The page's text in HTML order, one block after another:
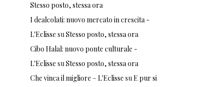
Stesso posto, stessa ora
I dealcolati: nuovo mercato in crescita -
L'Eclisse suStesso posto, stessa ora
Cibo Halal: nuovo ponte culturale -
L'Eclisse suStesso posto, stessa ora
Che vinca il migliore – L'Eclisse suE pur si